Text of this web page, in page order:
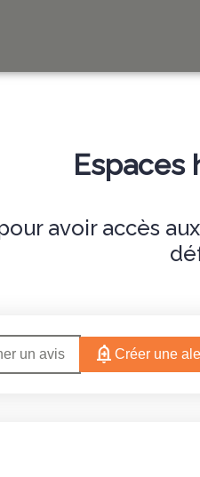
Espaces
avoir accès
un avis Créer une